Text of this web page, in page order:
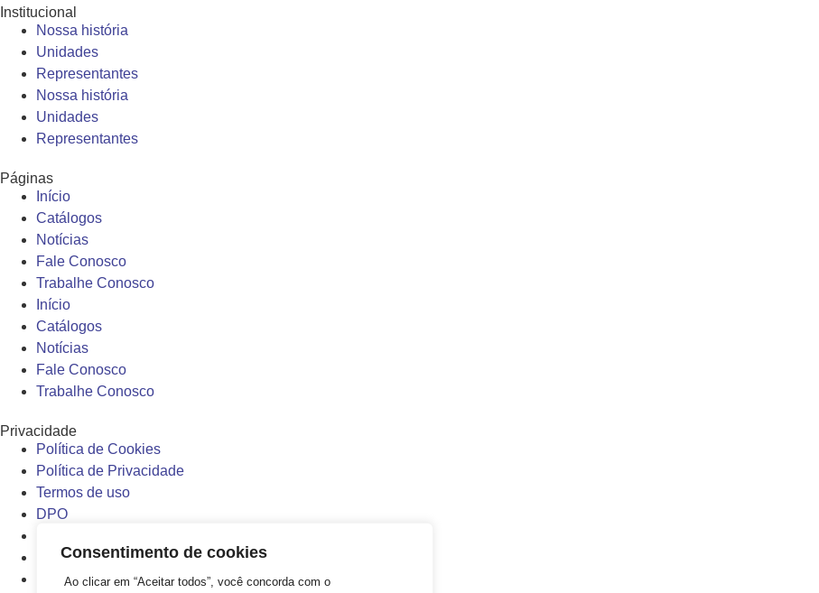
Consentimento de cookies
Ao clicar em “Aceitar todos”, você concorda com o
Institucional
Nossa história
Unidades
Representantes
Nossa história
Unidades
Representantes
Páginas
Início
Catálogos
Notícias
Fale Conosco
Trabalhe Conosco
Início
Catálogos
Notícias
Fale Conosco
Trabalhe Conosco
Privacidade
Política de Cookies
Política de Privacidade
Termos de uso
DPO
Política de Privacidade
Termos de uso